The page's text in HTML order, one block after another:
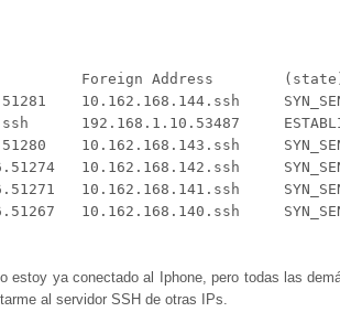
Foreign Address
10.162.168.144.ssh
192.168.1.10.53487
10.162.168.143.ssh
10.162.168.142.ssh
10.162.168.141.ssh
10.162.168.140.ssh
estoy ya conectado al Iphone, pero todas las
al servidor SSH de otras IPs.